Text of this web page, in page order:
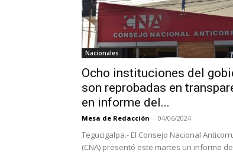
Nacionales
Ocho instituciones del
son reprobadas en
en informe del...
Mesa de Redacción - 04/06/2024
Tegucigalpa.- El Consejo Nacional
(CNA) presentó este martes un informe